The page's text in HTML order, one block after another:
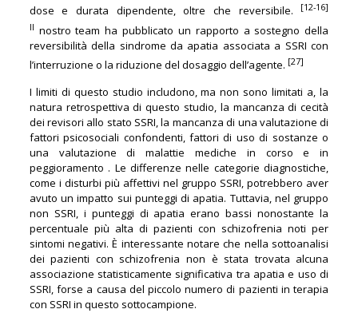
dose e durata dipendente, oltre che reversibile.
[12-16]
Il nostro team ha pubblicato un rapporto a sostegno della
reversibilità della sindrome da apatia associata a SSRI con
l’interruzione o la riduzione del dosaggio dell’agente. [27]
I limiti di questo studio includono, ma non sono limitati a, la
natura retrospettiva di questo studio, la mancanza di cecità
dei revisori allo stato SSRI, la mancanza di una valutazione di
fattori psicosociali confondenti, fattori di uso di sostanze o
una valutazione di malattie mediche in corso e in
peggioramento . Le differenze nelle categorie diagnostiche,
come i disturbi più affettivi nel gruppo SSRI, potrebbero aver
avuto un impatto sui punteggi di apatia. Tuttavia, nel gruppo
non SSRI, i punteggi di apatia erano bassi nonostante la
percentuale più alta di pazienti con schizofrenia noti per
sintomi negativi. È interessante notare che nella sottoanalisi
dei pazienti con schizofrenia non è stata trovata alcuna
associazione statisticamente significativa tra apatia e uso di
SSRI, forse a causa del piccolo numero di pazienti in terapia
con SSRI in questo sottocampione.